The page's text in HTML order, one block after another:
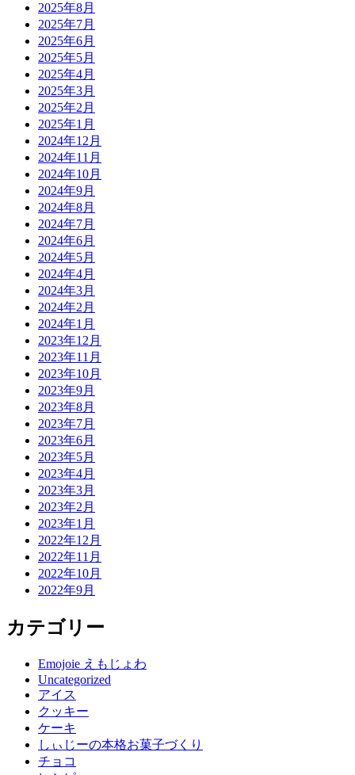
2025年8月
2025年7月
2025年6月
2025年5月
2025年4月
2025年3月
2025年2月
2025年1月
2024年12月
2024年11月
2024年10月
2024年9月
2024年8月
2024年7月
2024年6月
2024年5月
2024年4月
2024年3月
2024年2月
2024年1月
2023年12月
2023年11月
2023年10月
2023年9月
2023年8月
2023年7月
2023年6月
2023年5月
2023年4月
2023年3月
2023年2月
2023年1月
2022年12月
2022年11月
2022年10月
2022年9月
カテゴリー
Emojoie えもじょわ
Uncategorized
アイス
クッキー
ケーキ
しぃじーの本格お菓子づくり
チョコ